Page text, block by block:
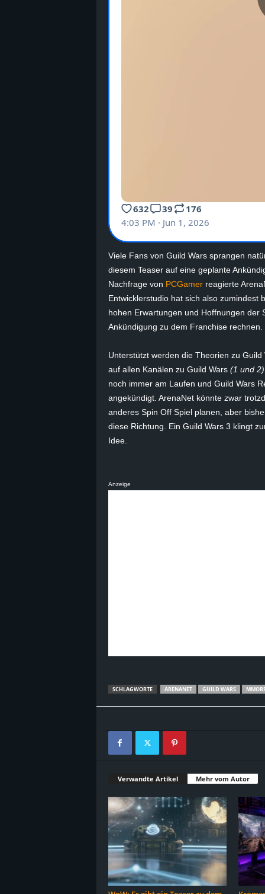
Viele Fans von Guild Wars sprangen
diesem Teaser auf eine geplante
Nachfrage von PCGamer reagierte
Entwicklerstudio hat sich also zumindest
hohen Erwartungen und Hoffnungen der
Ankündigung zu dem Franchise rechnen.
Unterstützt werden die Theorien zu
auf allen Kanälen zu Guild Wars (1 und 2)
noch immer am Laufen und Guild Wars
angekündigt. ArenaNet könnte zwar
anderes Spin Off Spiel planen, aber
diese Richtung. Ein Guild Wars 3 klingt
Idee.
Anzeige
SCHLAGWORTE ARENANET GUILD WARS
Verwandte Artikel Mehr vom Autor